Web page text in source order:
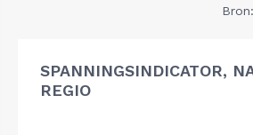
Bron:
SPANNINGSINDICATOR,
REGIO